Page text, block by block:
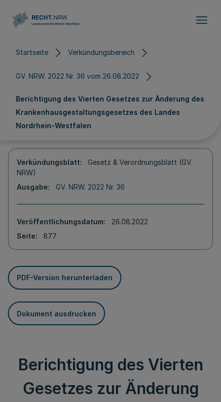
Startseite Verkündungsbereich
GV. NRW. 2022 Nr. 36 vom 26.08.2022
Berichtigung des Vierten Gesetzes zur Änderung des
Krankenhausgestaltungsgesetzes des Landes
Nordrhein-Westfalen
Verkündungsblatt
Gesetz & Verordnungsblatt (GV.
NRW)
Ausgabe
GV. NRW. 2022 Nr. 36
Veröffentlichungsdatum
26.08.2022
Seite
877
PDF-Version herunterladen
Dokument ausdrucken
Berichtigung des Vierten
Gesetzes zur Änderung